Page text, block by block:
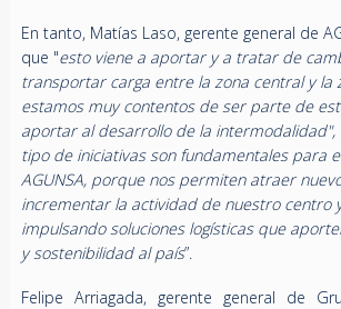
En tanto, Matías Laso, gerente general de
que "esto viene a aportar y a tratar de
transportar carga entre la zona central y la
estamos muy contentos de ser parte de
aportar al desarrollo de la intermodalidad",
tipo de iniciativas son fundamentales para
AGUNSA, porque nos permiten atraer
incrementar la actividad de nuestro centro
impulsando soluciones logísticas que
y sostenibilidad al país”.
Felipe Arriagada, gerente general de